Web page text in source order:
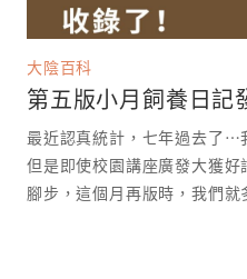
大陰百科
第五版小月飼養日記
最近認真統計，七年過去了⋯
但是即使校園講座廣發大獲
腳步，這個月再版時，我們就